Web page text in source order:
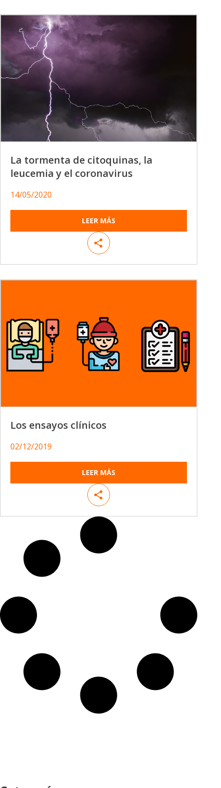
La tormenta de citoquinas, la
leucemia y el coronavirus
14/05/2020
LEER MÁS
Los ensayos clínicos
02/12/2019
LEER MÁS